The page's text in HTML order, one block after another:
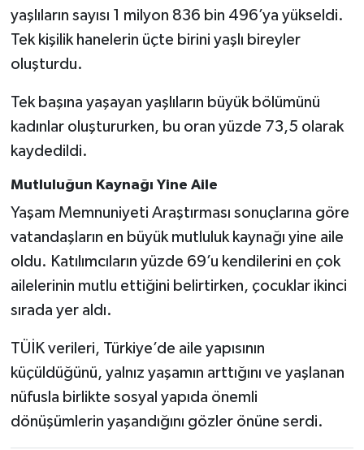
yaşlıların sayısı 1 milyon 836 bin 496’ya yükseldi.
Tek kişilik hanelerin üçte birini yaşlı bireyler
oluşturdu.
Tek başına yaşayan yaşlıların büyük bölümünü
kadınlar oluştururken, bu oran yüzde 73,5 olarak
kaydedildi.
Mutluluğun Kaynağı Yine Aile
Yaşam Memnuniyeti Araştırması sonuçlarına göre
vatandaşların en büyük mutluluk kaynağı yine aile
oldu. Katılımcıların yüzde 69’u kendilerini en çok
ailelerinin mutlu ettiğini belirtirken, çocuklar ikinci
sırada yer aldı.
TÜİK verileri, Türkiye’de aile yapısının
küçüldüğünü, yalnız yaşamın arttığını ve yaşlanan
nüfusla birlikte sosyal yapıda önemli
dönüşümlerin yaşandığını gözler önüne serdi.